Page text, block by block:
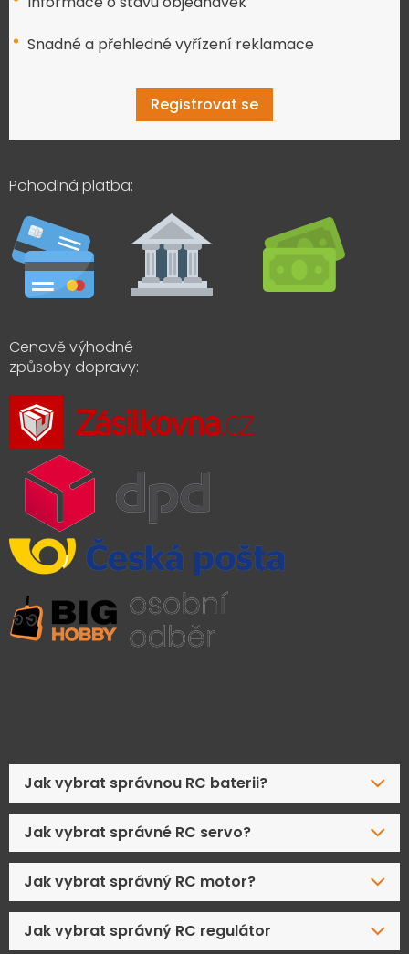
Snadné a přehledné vyřízení reklamace
Registrovat se
Pohodlná platba:
Cenově výhodné
způsoby dopravy:
Jak vybrat správnou RC baterii?
Jak vybrat správné RC servo?
Jak vybrat správný RC motor?
Jak vybrat správný RC regulátor